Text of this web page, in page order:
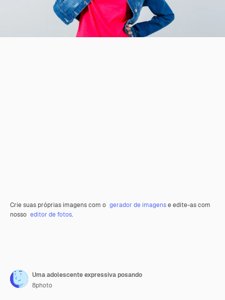
Crie suas próprias imagens com o gerador de imagense edite-as com
nosso editor de fotos.
Uma adolescente expressiva posando
8photo